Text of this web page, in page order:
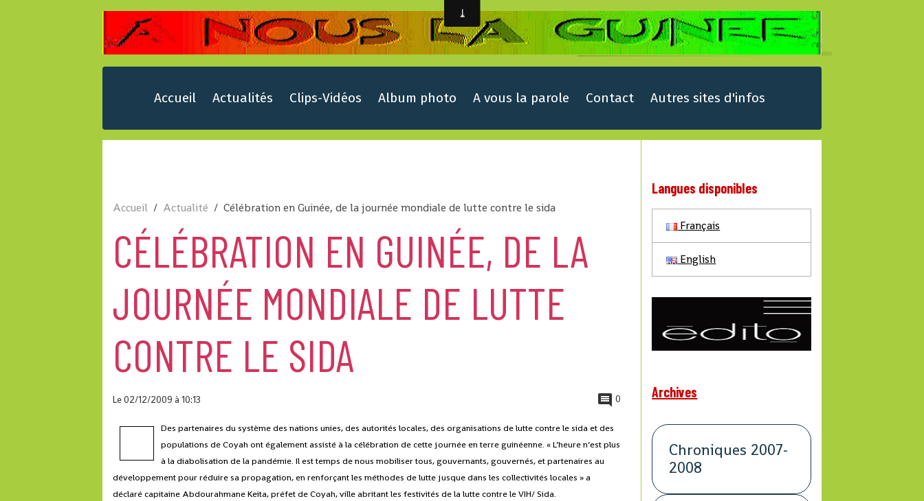
Accueil Actualités Clips-Vidéos Album photo A vous la parole Contact Autres sites d'infos
Accueil Actualité Célébration en Guinée, de la journée mondiale de lutte contre le sida
CÉLÉBRATION EN GUINÉE, DE LA
JOURNÉE MONDIALE DE LUTTE
CONTRE LE SIDA
Le 02/12/2009à 10:13 0
Des partenaires du système des nations unies, des autorités locales, des organisations de lutte contre le sida et des
populations de Coyah ont également assisté à la célébration de cette journée en terre guinéenne. « L’heure n’est plus
à la diabolisation de la pandémie. Il est temps de nous mobiliser tous, gouvernants, gouvernés, et partenaires au
développement pour réduire sa propagation, en renforçant les méthodes de lutte jusque dans les collectivités locales » a
déclaré capitaine Abdourahmane Keita, préfet de Coyah, ville abritant les festivités de la lutte contre le VIH/ Sida.
Langues disponibles
Français
English
Archives
Chroniques 2007-
2008